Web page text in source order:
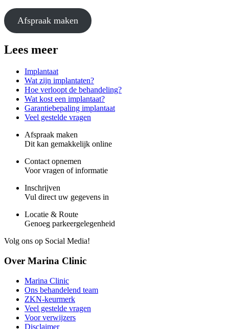
Afspraak maken
Lees meer
Implantaat
Wat zijn implantaten?
Hoe verloopt de behandeling?
Wat kost een implantaat?
Garantiebepaling implantaat
Veel gestelde vragen
Afspraak maken
Dit kan gemakkelijk online
Contact opnemen
Voor vragen of informatie
Inschrijven
Vul direct uw gegevens in
Locatie & Route
Genoeg parkeergelegenheid
Volg ons op Social Media!
Over Marina Clinic
Marina Clinic
Ons behandelend team
ZKN-keurmerk
Veel gestelde vragen
Voor verwijzers
Disclaimer